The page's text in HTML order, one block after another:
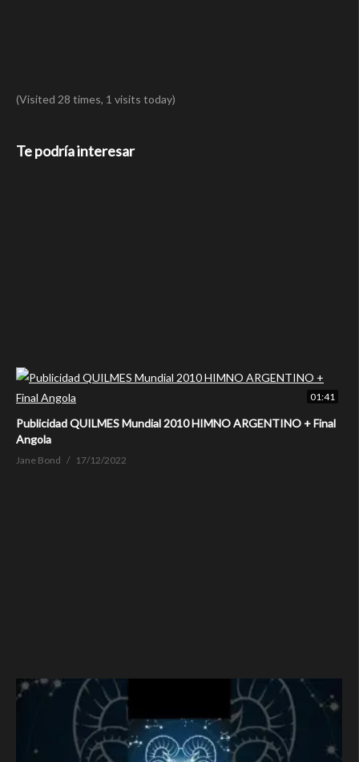
(Visited 28 times, 1 visits today)
Te podría interesar
01:41
Publicidad QUILMES Mundial 2010 HIMNO ARGENTINO + Final
Angola
Jane Bond 17/12/2022